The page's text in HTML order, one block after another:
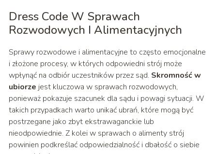
Dress Code W Sprawach
Rozwodowych I Alimentacyjnych
Sprawy rozwodowe i alimentacyjne to często emocjonalne
i złożone procesy, w których odpowiedni strój może
wpłynąć na odbiór uczestników przez sąd. Skromność w
ubiorze jest kluczowa w sprawach rozwodowych,
ponieważ pokazuje szacunek dla sądu i powagi sytuacji. W
takich przypadkach warto unikać ubrań, które mogą być
postrzegane jako zbyt ekstrawaganckie lub
nieodpowiednie. Z kolei w sprawach o alimenty strój
powinien podkreślać odpowiedzialność i dbałość o siebie